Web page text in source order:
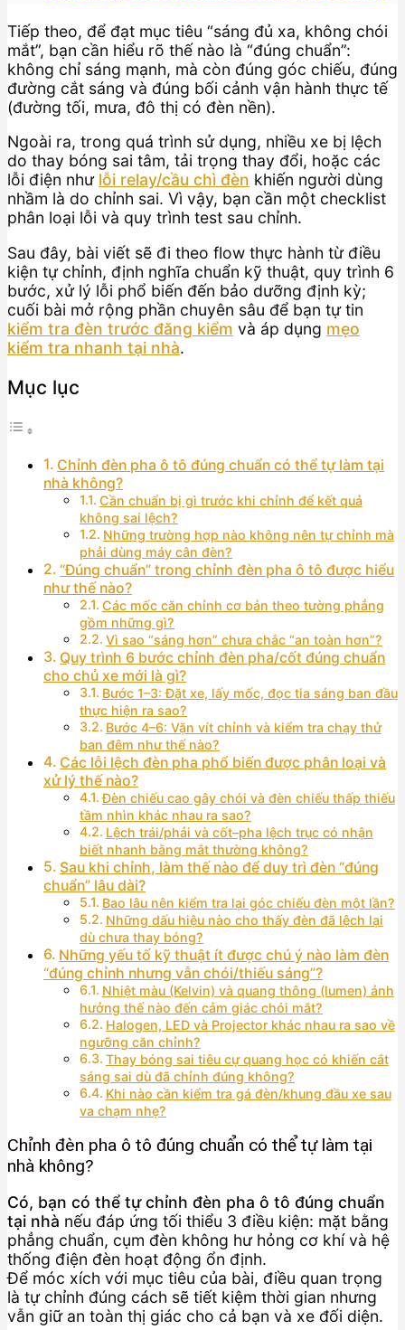
Tiếp theo, để đạt mục tiêu “sáng đủ xa, không chói
mắt”, bạn cần hiểu rõ thế nào là “đúng chuẩn”:
không chỉ sáng mạnh, mà còn đúng góc chiếu, đúng
đường cắt sáng và đúng bối cảnh vận hành thực tế
(đường tối, mưa, đô thị có đèn nền).
Ngoài ra, trong quá trình sử dụng, nhiều xe bị lệch
do thay bóng sai tâm, tải trọng thay đổi, hoặc các
lỗi điện như lỗi relay/cầu chì đèn khiến người dùng
nhầm là do chỉnh sai. Vì vậy, bạn cần một checklist
phân loại lỗi và quy trình test sau chỉnh.
Sau đây, bài viết sẽ đi theo flow thực hành từ điều
kiện tự chỉnh, định nghĩa chuẩn kỹ thuật, quy trình 6
bước, xử lý lỗi phổ biến đến bảo dưỡng định kỳ;
cuối bài mở rộng phần chuyên sâu để bạn tự tin
kiểm tra đèn trước đăng kiểm và áp dụng mẹo
kiểm tra nhanh tại nhà.
Mục lục
Chỉnh đèn pha ô tô đúng chuẩn có thể tự làm tại
nhà không?
Cần chuẩn bị gì trước khi chỉnh để kết quả
không sai lệch?
Những trường hợp nào không nên tự chỉnh mà
phải dùng máy cân đèn?
“Đúng chuẩn” trong chỉnh đèn pha ô tô được hiểu
như thế nào?
Các mốc căn chỉnh cơ bản theo tường phẳng
gồm những gì?
Vì sao “sáng hơn” chưa chắc “an toàn hơn”?
Quy trình 6 bước chỉnh đèn pha/cốt đúng chuẩn
cho chủ xe mới là gì?
Bước 1–3: Đặt xe, lấy mốc, đọc tia sáng ban đầu
thực hiện ra sao?
Bước 4–6: Vặn vít chỉnh và kiểm tra chạy thử
ban đêm như thế nào?
Các lỗi lệch đèn pha phổ biến được phân loại và
xử lý thế nào?
Đèn chiếu cao gây chói và đèn chiếu thấp thiếu
tầm nhìn khác nhau ra sao?
Lệch trái/phải và cốt–pha lệch trục có nhận
biết nhanh bằng mắt thường không?
Sau khi chỉnh, làm thế nào để duy trì đèn “đúng
chuẩn” lâu dài?
Bao lâu nên kiểm tra lại góc chiếu đèn một lần?
Những dấu hiệu nào cho thấy đèn đã lệch lại
dù chưa thay bóng?
Những yếu tố kỹ thuật ít được chú ý nào làm đèn
“đúng chỉnh nhưng vẫn chói/thiếu sáng”?
Nhiệt màu (Kelvin) và quang thông (lumen) ảnh
hưởng thế nào đến cảm giác chói mắt?
Halogen, LED và Projector khác nhau ra sao về
ngưỡng căn chỉnh?
Thay bóng sai tiêu cự quang học có khiến cắt
sáng sai dù đã chỉnh đúng không?
Khi nào cần kiểm tra gá đèn/khung đầu xe sau
va chạm nhẹ?
Chỉnh đèn pha ô tô đúng chuẩn có thể tự làm tại
nhà không?
Có, bạn có thể tự chỉnh đèn pha ô tô đúng chuẩn
tại nhà nếu đáp ứng tối thiểu 3 điều kiện: mặt bằng
phẳng chuẩn, cụm đèn không hư hỏng cơ khí và hệ
thống điện đèn hoạt động ổn định.
Để móc xích với mục tiêu của bài, điều quan trọng
là tự chỉnh đúng cách sẽ tiết kiệm thời gian nhưng
vẫn giữ an toàn thị giác cho cả bạn và xe đối diện.